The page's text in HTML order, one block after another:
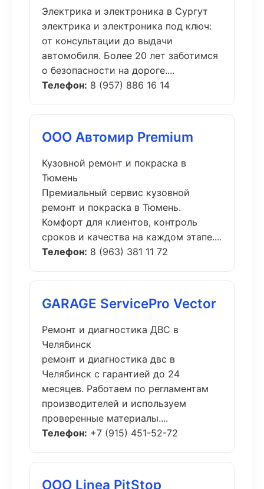
Электрика и электроника в Сургут
электрика и электроника под ключ:
от консультации до выдачи
автомобиля. Более 20 лет заботимся
о безопасности на дороге....
Телефон: 8 (957) 886 16 14
ООО Автомир Premium
Кузовной ремонт и покраска в
Тюмень
Премиальный сервис кузовной
ремонт и покраска в Тюмень.
Комфорт для клиентов, контроль
сроков и качества на каждом этапе....
Телефон: 8 (963) 381 11 72
GARAGE ServicePro Vector
Ремонт и диагностика ДВС в
Челябинск
ремонт и диагностика двс в
Челябинск с гарантией до 24
месяцев. Работаем по регламентам
производителей и используем
проверенные материалы....
Телефон: +7 (915) 451-52-72
ООО Linea PitStop